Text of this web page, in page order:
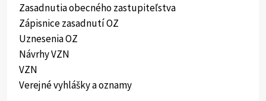
Zasadnutia obecného zastupiteľstva
Zápisnice zasadnutí OZ
Uznesenia OZ
Návrhy VZN
VZN
Verejné vyhlášky a oznamy